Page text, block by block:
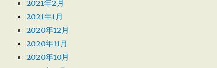
2021年2月
2021年1月
2020年12月
2020年11月
2020年10月